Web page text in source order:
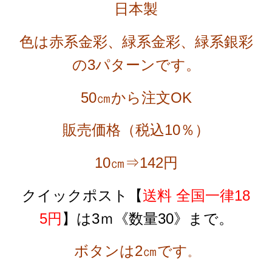
日本製
色は赤系金彩、緑系金彩、緑系銀彩
の3パターンです。
50㎝から注文OK
販売価格（税込10％）
10㎝⇒142円
クイックポスト
【送料 全国一律18
5円】 は3ｍ《数量30》まで。
ボタンは2㎝です。